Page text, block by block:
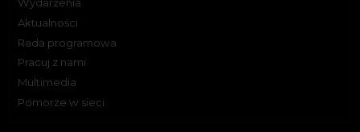
Aktualności
Rada programowa
Pracuj z nami
Multimedia
Pomorze w sieci